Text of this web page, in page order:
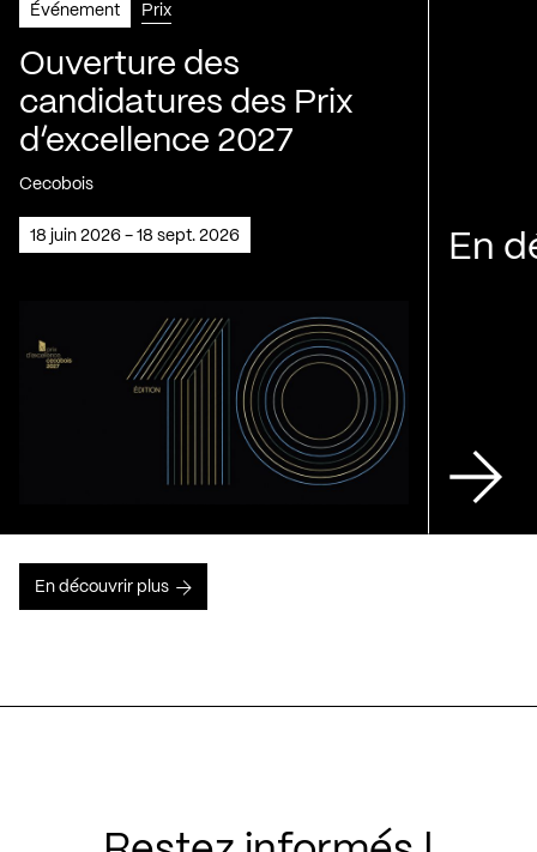
Événement Prix
Ouverture des
candidatures des Prix
d’excellence 2027
Cecobois
18 juin 2026 - 18 sept. 2026 En
En découvrir plus